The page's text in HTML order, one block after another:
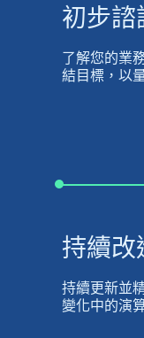
初步諮
了解您的業
結目標，以
持續改
持續更新並
變化中的演